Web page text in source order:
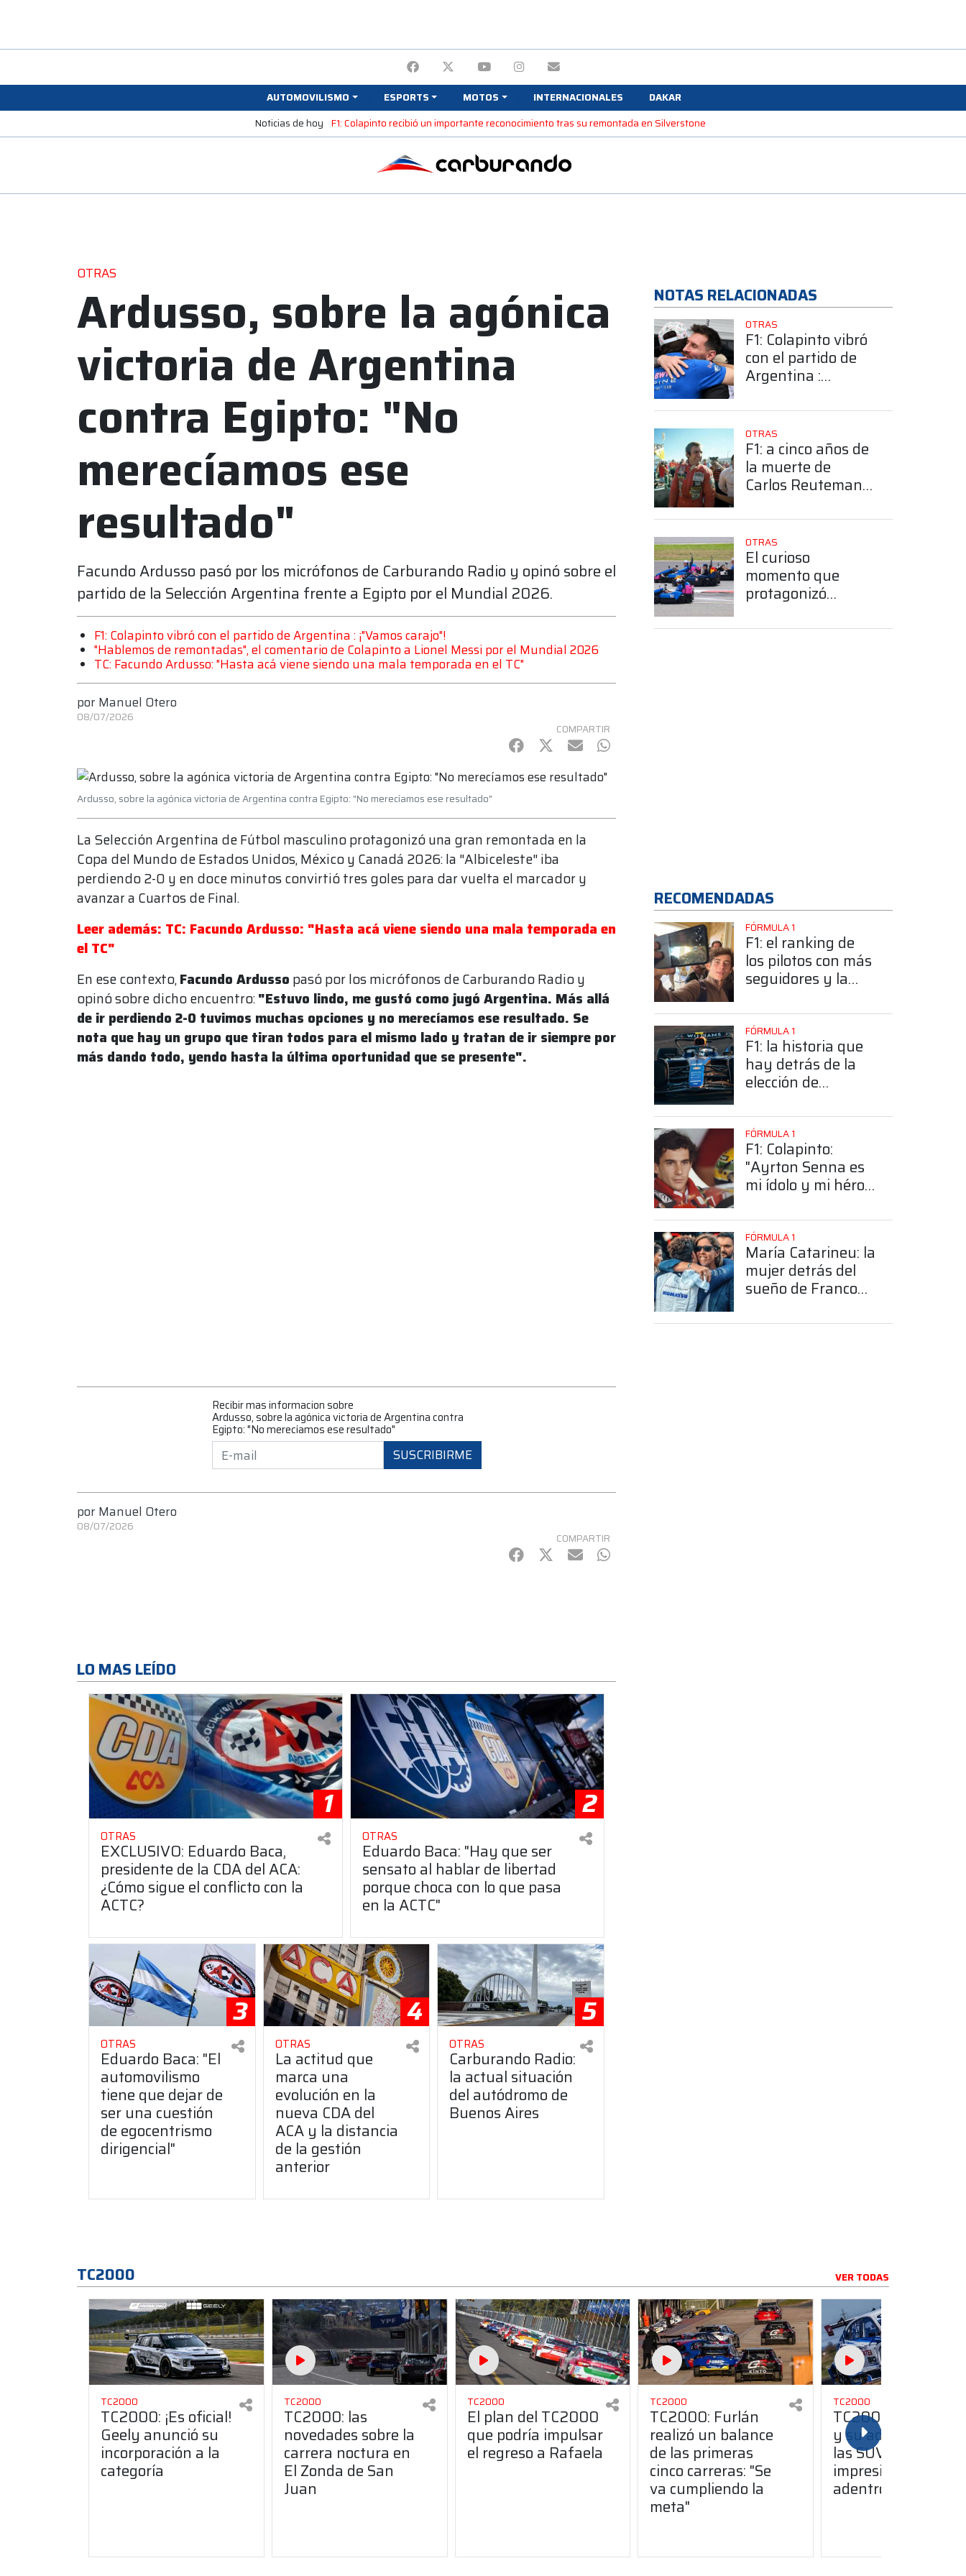
AUTOMOVILISMO ESPORTS MOTOS INTERNACIONALES
DAKAR
Noticias de hoy F1: Colapinto recibió un importante reconocimiento tras su remontada en Silverstone
OTRAS
Ardusso, sobre la agónica
victoria de Argentina
contra Egipto: "No
merecíamos ese
resultado"
Facundo Ardusso pasó por los micrófonos de Carburando Radio y opinó sobre el
partido de la Selección Argentina frente a Egipto por el Mundial 2026.
F1: Colapinto vibró con el partido de Argentina : ¡"Vamos carajo"!
"Hablemos de remontadas", el comentario de Colapinto a Lionel Messi por el Mundial 2026
TC: Facundo Ardusso: "Hasta acá viene siendo una mala temporada en el TC"
por Manuel Otero
08/07/2026
COMPARTIR
Facebook
Twitter
mail WhatsApp
Ardusso, sobre la agónica victoria de Argentina contra Egipto: "No merecíamos ese resultado"
La Selección Argentina de Fútbol masculino protagonizó una gran remontada en la
Copa del Mundo de Estados Unidos, México y Canadá 2026: la "Albiceleste" iba
perdiendo 2-0 y en doce minutos convirtió tres goles para dar vuelta el marcador y
avanzar a Cuartos de Final.
Leer además: TC: Facundo Ardusso: "Hasta acá viene siendo una mala temporada en
el TC"
En ese contexto,Facundo Ardusso pasó por los micrófonos de Carburando Radio y
opinó sobre dicho encuentro:"Estuvo lindo, me gustó como jugó Argentina. Más allá
de ir perdiendo 2-0 tuvimos muchas opciones y no merecíamos ese resultado. Se
nota que hay un grupo que tiran todos para el mismo lado y tratan de ir siempre por
más dando todo, yendo hasta la última oportunidad que se presente".
Recibir mas informacion sobre
Ardusso, sobre la agónica victoria de Argentina contra
Egipto: "No merecíamos ese resultado"
SUSCRIBIRME
por Manuel Otero
08/07/2026
COMPARTIR
Facebook
Twitter
mail WhatsApp
LO MAS LEÍDO
1
OTRAS
EXCLUSIVO: Eduardo Baca,
presidente de la CDA del ACA:
¿Cómo sigue el conflicto con la
ACTC?
2
OTRAS
Eduardo Baca: "Hay que ser
sensato al hablar de libertad
porque choca con lo que pasa
en la ACTC"
3
OTRAS
Eduardo Baca: "El
automovilismo
tiene que dejar de
ser una cuestión
de egocentrismo
dirigencial"
4
OTRAS
La actitud que
marca una
evolución en la
nueva CDA del
ACA y la distancia
de la gestión
anterior
5
OTRAS
Carburando Radio:
la actual situación
del autódromo de
Buenos Aires
NOTAS RELACIONADAS
OTRAS
F1: Colapinto vibró
con el partido de
Argentina :
OTRAS
F1: a cinco años de
la muerte de
Carlos Reutemann,
leyenda argentina
OTRAS
El curioso
momento que
protagonizó
un auto de LEGO
RECOMENDADAS
FÓRMULA 1
F1: el ranking de
los pilotos con más
seguidores y la
posición de
Colapinto
FÓRMULA 1
F1: la historia que
hay detrás de la
elección de
número 43
FÓRMULA 1
F1: Colapinto:
"Ayrton Senna es
mi ídolo y mi héroe
FÓRMULA 1
María Catarineu: la
mujer detrás del
sueño de Franco
Fórmula 1
TC2000 VER TODAS
TC2000
TC2000: ¡Es oficial!
Geely anunció su
incorporación a la
categoría
TC2000
TC2000: las
novedades sobre la
carrera noctura en
El Zonda de San
Juan
TC2000
El plan del TC2000
que podría impulsar
el regreso a Rafaela
TC2000
TC2000: Furlán
realizó un balance
de las primeras
cinco carreras: "Se
va cumpliendo la
meta"
TC2000
TC2000: Carabajal
y su adaptación a
las SUV: "Me
impresionó lo
adentro que frena"